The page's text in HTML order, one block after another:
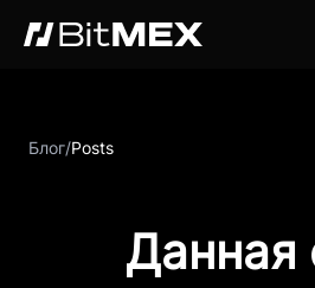
Блог/Posts
Данная